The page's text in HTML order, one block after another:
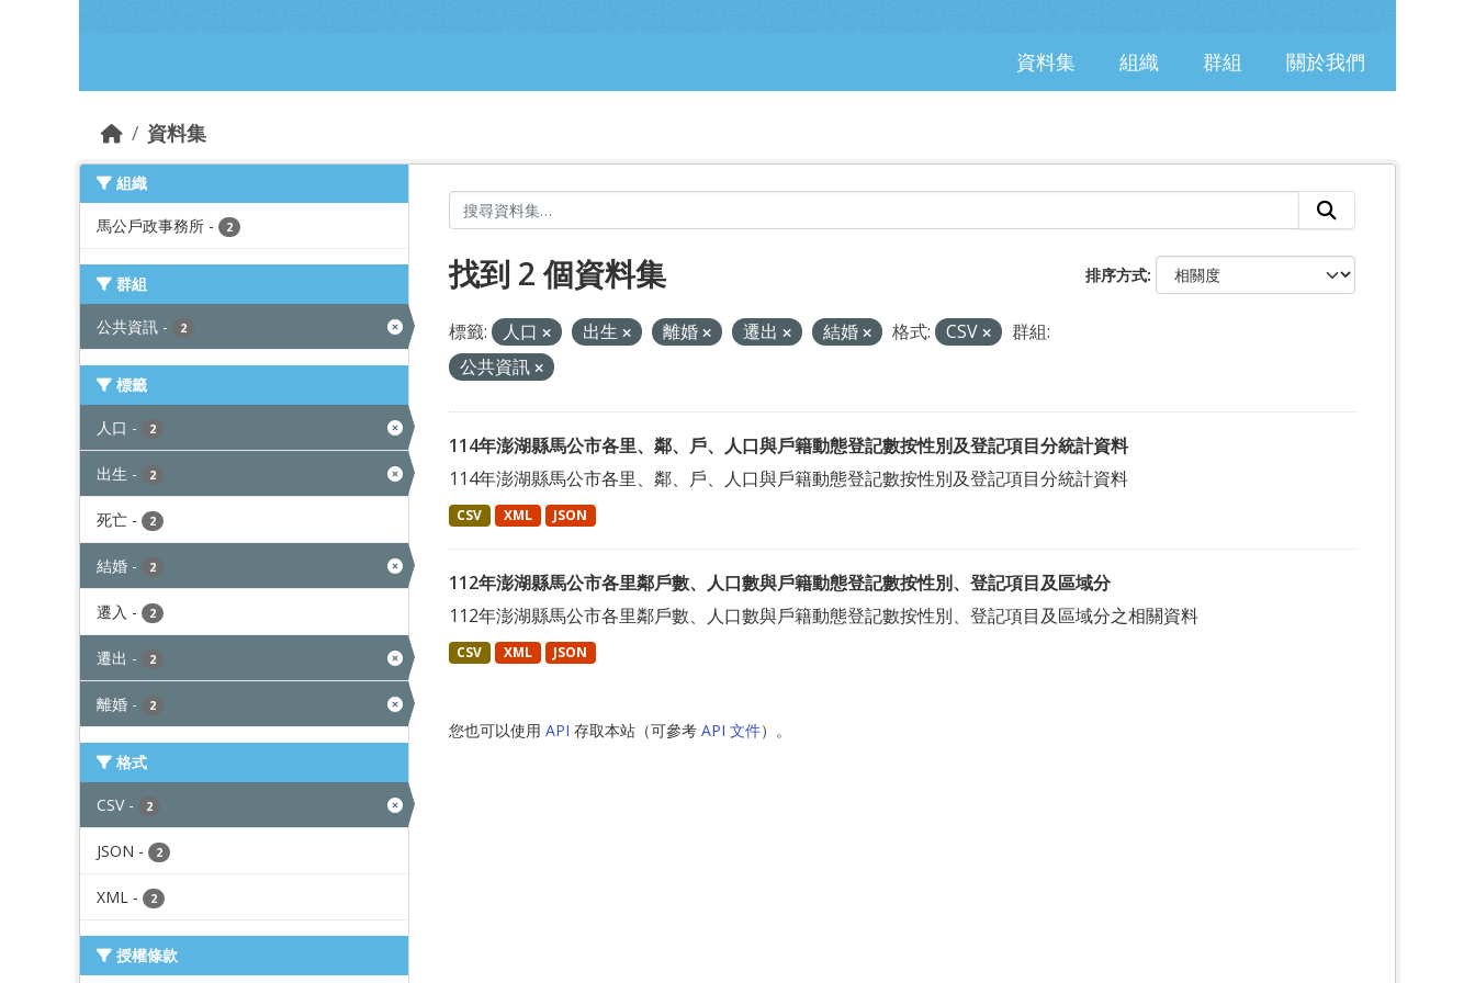
資料集 組織 群組 關於我們
資料集
組織
馬公戶政事務所 - 2
群組
公共資訊 - 2
標籤
人口 - 2
出生 - 2
死亡 - 2
結婚 - 2
遷入 - 2
遷出 - 2
離婚 - 2
格式
CSV - 2
JSON - 2
XML - 2
授權條款
排序方式
找到 2 個資料集
標籤: 人口 出生 離婚 遷出 結婚 格式: CSV
群組:
公共資訊
114年澎湖縣馬公市各里、鄰、戶、人口與戶籍動態登記數按性別及登記項目分統計資料
114年澎湖縣馬公市各里、鄰、戶、人口與戶籍動態登記數按性別及登記項目分統計資料
CSV XML JSON
112年澎湖縣馬公市各里鄰戶數、人口數與戶籍動態登記數按性別、登記項目及區域分
112年澎湖縣馬公市各里鄰戶數、人口數與戶籍動態登記數按性別、登記項目及區域分之相關資料
CSV XML JSON
您也可以使用 API 存取本站（可參考 API 文件）。